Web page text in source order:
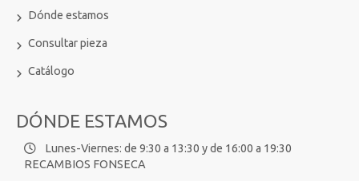
Dónde estamos
Consultar pieza
Catálogo
DÓNDE ESTAMOS
Lunes-Viernes: de 9:30 a 13:30 y de 16:00 a 19:30
RECAMBIOS FONSECA